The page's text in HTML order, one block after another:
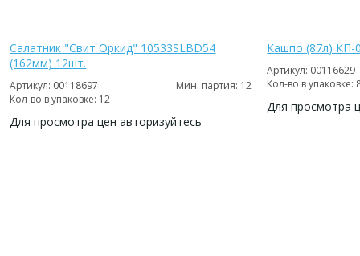
Салатник "Свит Оркид" 10533SLBD54
(162мм) 12шт.
Артикул: 00118697
Мин. партия: 12
Кол-во в упаковке: 12
Для просмотра цен авторизуйтесь
Кашпо (87л) КП-
Артикул: 00116629
Кол-во в упаковке:
Для просмотра